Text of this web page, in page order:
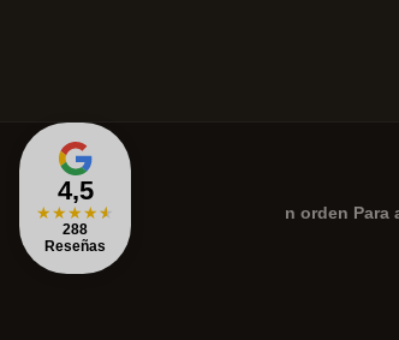
4,5
★★★★★
288
Reseñas
n orden Para